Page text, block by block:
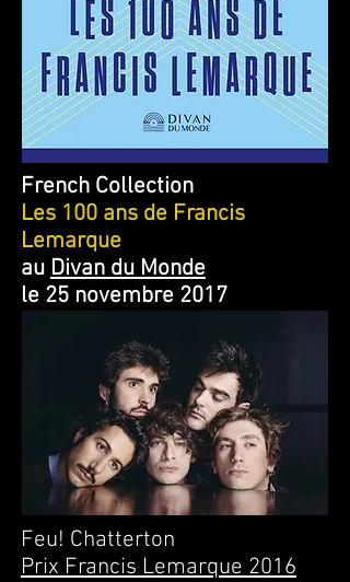
French Collection
Les 100 ans de Francis
Lemarque
au Divan du Monde
le 25 novembre 2017
Feu! Chatterton
Prix Francis Lemarque 2016